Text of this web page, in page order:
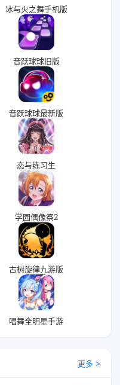
冰与火之舞手机版
音跃球球旧版
音跃球球最新版
恋与练习生
学园偶像祭2
古树旋律九游版
唱舞全明星手游
更多 >